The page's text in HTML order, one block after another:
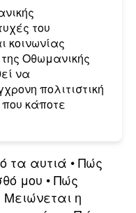
του
κοινωνίας
Οθωμανικής
να
πολιτιστική
κάποτε
τα αυτιά •Πώς
μου •Πώς
η